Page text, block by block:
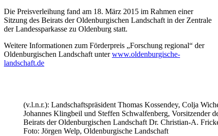
Die Preisverleihung fand am 18. März 2015 im Rahmen einer
Sitzung des Beirats der Oldenburgischen Landschaft in der Zentrale
der Landessparkasse zu Oldenburg statt.
Weitere Informationen zum Förderpreis „Forschung regional“ der
Oldenburgischen Landschaft unterwww.oldenburgische-
landschaft.de
(v.l.n.r.): Landschaftspräsident Thomas Kossendey, Colja
Johannes Klingbeil und Steffen Schwalfenberg, Vorsitzender
Beirats der Oldenburgischen Landschaft Dr. Christian-A.
Foto: Jörgen Welp, Oldenburgische Landschaft